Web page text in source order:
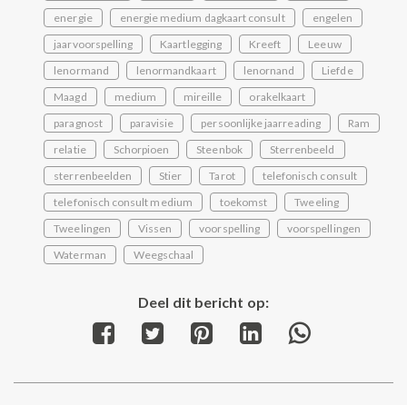
energie energie medium dagkaart consult
engelen
jaarvoorspelling
Kaartlegging Kreeft
Leeuw
lenormand
lenormandkaart lenornand
Liefde
Maagd
medium mireille
orakelkaart
paragnost
paravisie persoonlijke jaarreading
Ram
relatie
Schorpioen Steenbok
Sterrenbeeld
sterrenbeelden
Stier Tarot
telefonisch consult
telefonisch consult medium
toekomst
Tweeling
Tweelingen
Vissen voorspelling
voorspellingen
Waterman
Weegschaal
Deel dit bericht op:
Share
Facebook
Share
Twitter
Share
Pinterest
Share
LinkedInWhatsApp